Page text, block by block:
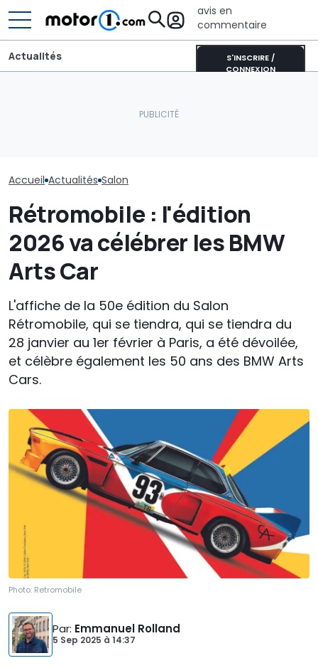
avis en
commentaire
S'INSCRIRE /
CONNEXION
Actualités
Accueil Actualités Salon
Rétromobile : l'édition
2026 va célébrer les BMW
Arts Car
L'affiche de la 50e édition du Salon
Rétromobile, qui se tiendra, qui se tiendra du
28 janvier au 1er février à Paris, a été dévoilée,
et célèbre également les 50 ans des BMW Arts
Cars.
Photo: Retromobile
Par: Emmanuel Rolland
5 Sep 2025 à 14:37